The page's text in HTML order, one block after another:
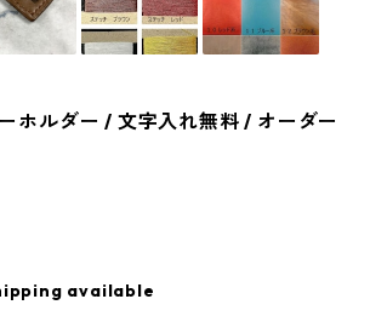
ホルダー / 文字入れ無料 / オーダー
available